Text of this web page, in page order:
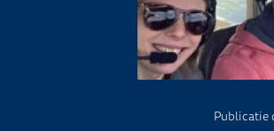
Publicatie